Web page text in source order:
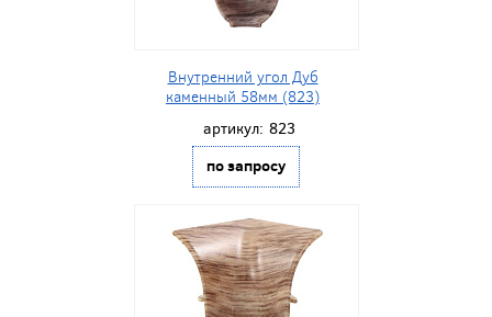
Внутренний угол Дуб
каменный 58мм (823)
артикул: 823
по запросу